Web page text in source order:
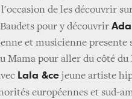
de les découvrir
pour y découvrir
et musicienne presente
pour aller du côté du
Lala &ce jeune artiste
européennes et sud-